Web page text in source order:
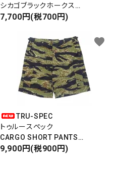
シカゴブラックホークス
半袖Tシャツ
7,700円(税700円)
TRU-SPEC
トゥルースペック
CARGO SHORT PANTS
カーゴショートパンツ
9,900円(税900円)
favorite